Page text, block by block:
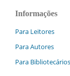
Informações
Para Leitores
Para Autores
Para Bibliotecários